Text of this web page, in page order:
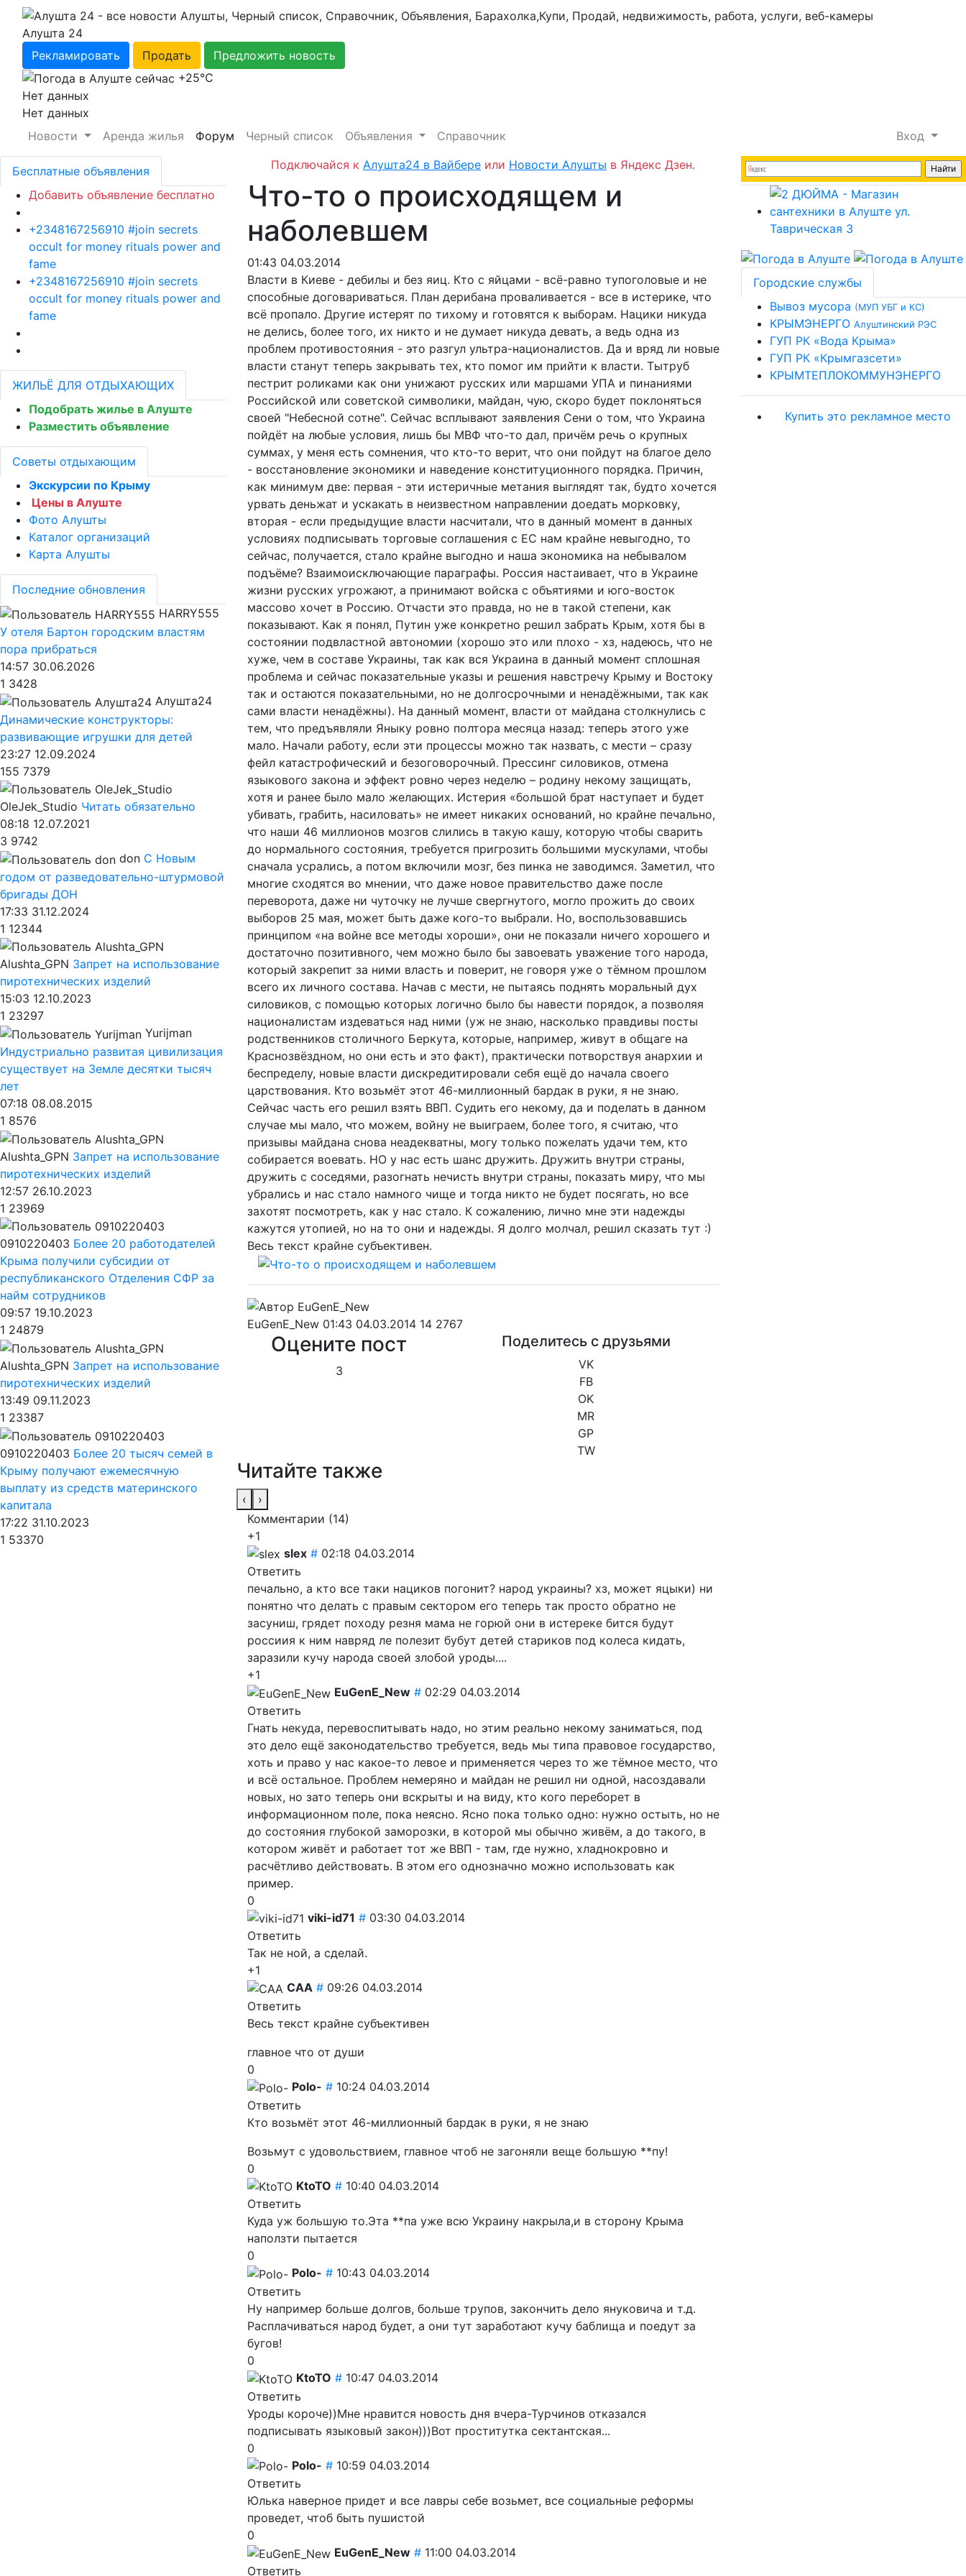
Алушта 24
Рекламировать
Продать
Предложить новость
+25℃
Нет данных
Нет данных
Новости
Аренда жилья Форум Черный список Объявления Справочник
Вход
Подключайся к Алушта24 в Вайбере или Новости Алушты в Яндекс Дзен.
Что-то о происходящем и
наболевшем
01:43 04.03.2014
Власти в Киеве - дебилы и без яиц. Кто с яйцами - всё-равно тупоголовые и не
способные договариваться. План дерибана проваливается - все в истерике, что
всё пропало. Другие истерят по тихому и готовятся к выборам. Нацики никуда
не делись, более того, их никто и не думает никуда девать, а ведь одна из
проблем противостояния - это разгул ультра-националистов. Да и вряд ли новые
власти станут теперь закрывать тех, кто помог им прийти к власти. Тытруб
пестрит роликами как они унижают русских или маршами УПА и пинаниями
Российской или советской символики, майдан, чую, скоро будет поклоняться
своей "Небесной сотне". Сейчас всплывают заявления Сени о том, что Украина
пойдёт на любые условия, лишь бы МВФ что-то дал, причём речь о крупных
суммах, у меня есть сомнения, что кто-то верит, что они пойдут на благое дело
- восстановление экономики и наведение конституционного порядка. Причин,
как минимум две: первая - эти истеричные метания выглядят так, будто хочется
урвать деньжат и ускакать в неизвестном направлении доедать морковку,
вторая - если предыдущие власти насчитали, что в данный момент в данных
условиях подписывать торговые соглашения с ЕС нам крайне невыгодно, то
сейчас, получается, стало крайне выгодно и наша экономика на небывалом
подъёме? Взаимоисключающие параграфы. Россия настаивает, что в Украине
жизни русских угрожают, а принимают войска с объятиями и юго-восток
массово хочет в Россию. Отчасти это правда, но не в такой степени, как
показывают. Как я понял, Путин уже конкретно решил забрать Крым, хотя бы в
состоянии подвластной автономии (хорошо это или плохо - хз, надеюсь, что не
хуже, чем в составе Украины, так как вся Украина в данный момент сплошная
проблема и сейчас показательные указы и решения навстречу Крыму и Востоку
так и остаются показательными, но не долгосрочными и ненадёжными, так как
сами власти ненадёжны). На данный момент, власти от майдана столкнулись с
тем, что предъявляли Яныку ровно полтора месяца назад: теперь этого уже
мало. Начали работу, если эти процессы можно так назвать, с мести – сразу
фейл катастрофический и безоговорочный. Прессинг силовиков, отмена
языкового закона и эффект ровно через неделю – родину некому защищать,
хотя и ранее было мало желающих. Истерия «большой брат наступает и будет
убивать, грабить, насиловать» не имеет никаких оснований, но крайне печально,
что наши 46 миллионов мозгов слились в такую кашу, которую чтобы сварить
до нормального состояния, требуется пригрозить большими мускулами, чтобы
сначала усрались, а потом включили мозг, без пинка не заводимся. Заметил, что
многие сходятся во мнении, что даже новое правительство даже после
переворота, даже ни чуточку не лучше свергнутого, могло прожить до своих
выборов 25 мая, может быть даже кого-то выбрали. Но, воспользовавшись
принципом «на войне все методы хороши», они не показали ничего хорошего и
достаточно позитивного, чем можно было бы завоевать уважение того народа,
который закрепит за ними власть и поверит, не говоря уже о тёмном прошлом
всего их личного состава. Начав с мести, не пытаясь поднять моральный дух
силовиков, с помощью которых логично было бы навести порядок, а позволяя
националистам издеваться над ними (уж не знаю, насколько правдивы посты
родственников столичного Беркута, которые, например, живут в общаге на
Краснозвёздном, но они есть и это факт), практически потворствуя анархии и
беспределу, новые власти дискредитировали себя ещё до начала своего
царствования. Кто возьмёт этот 46-миллионный бардак в руки, я не знаю.
Сейчас часть его решил взять ВВП. Судить его некому, да и поделать в данном
случае мы мало, что можем, войну не выиграем, более того, я считаю, что
призывы майдана снова неадекватны, могу только пожелать удачи тем, кто
собирается воевать. НО у нас есть шанс дружить. Дружить внутри страны,
дружить с соседями, разогнать нечисть внутри страны, показать миру, что мы
убрались и нас стало намного чище и тогда никто не будет посягать, но все
захотят посмотреть, как у нас стало. К сожалению, лично мне эти надежды
кажутся утопией, но на то они и надежды. Я долго молчал, решил сказать тут :)
Весь текст крайне субъективен.
EuGenE_New 01:43 04.03.2014 14 2767
Оцените пост
3
Поделитесь с друзьями
VK
FB
OK
MR
GP
TW
Читайте также
‹
›
Комментарии (14)
+1
slex # 02:18 04.03.2014
Ответить
печально, а кто все таки нациков погонит? народ украины? хз, может яцыки) ни
понятно что делать с правым сектором его теперь так просто обратно не
засуниш, грядет походу резня мама не горюй они в истереке бится будут
россиия к ним навряд ле полезит бубут детей стариков под колеса кидать,
заразили кучу народа своей злобой уроды....
+1
EuGenE_New # 02:29 04.03.2014
Ответить
Гнать некуда, перевоспитывать надо, но этим реально некому заниматься, под
это дело ещё законодательство требуется, ведь мы типа правовое государство,
хоть и право у нас какое-то левое и применяется через то же тёмное место, что
и всё остальное. Проблем немеряно и майдан не решил ни одной, насоздавали
новых, но зато теперь они вскрыты и на виду, кто кого переборет в
информационном поле, пока неясно. Ясно пока только одно: нужно остыть, но не
до состояния глубокой заморозки, в которой мы обычно живём, а до такого, в
котором живёт и работает тот же ВВП - там, где нужно, хладнокровно и
расчётливо действовать. В этом его однозначно можно использовать как
пример.
0
viki-id71 # 03:30 04.03.2014
Ответить
Так не ной, а сделай.
+1
CAA # 09:26 04.03.2014
Ответить
Весь текст крайне субъективен
главное что от души
0
Polo- # 10:24 04.03.2014
Ответить
Кто возьмёт этот 46-миллионный бардак в руки, я не знаю
Возьмут с удовольствием, главное чтоб не загоняли веще большую **пу!
0
KtoTO # 10:40 04.03.2014
Ответить
Куда уж большую то.Эта **па уже всю Украину накрыла,и в сторону Крыма
наползти пытается
0
Polo- # 10:43 04.03.2014
Ответить
Ну например больше долгов, больше трупов, закончить дело януковича и т.д.
Расплачиваться народ будет, а они тут заработают кучу баблища и поедут за
бугов!
0
KtoTO # 10:47 04.03.2014
Ответить
Уроды короче))Мне нравится новость дня вчера-Турчинов отказался
подписывать языковый закон)))Вот проститутка сектантская...
0
Polo- # 10:59 04.03.2014
Ответить
Юлька наверное придет и все лавры себе возьмет, все социальные реформы
проведет, чтоб быть пушистой
0
EuGenE_New # 11:00 04.03.2014
Ответить
Бесплатные объявления
Добавить объявление бесплатно
+2348167256910 #join secrets
occult for money rituals power and
fame
+2348167256910 #join secrets
occult for money rituals power and
fame
ЖИЛЬЁ ДЛЯ ОТДЫХАЮЩИХ
Подобрать жилье в Алуште
Разместить объявление
Советы отдыхающим
Экскурсии по Крыму
Цены в Алуште
Фото Алушты
Каталог организаций
Карта Алушты
Последние обновления
HARRY555
У отеля Бартон городским властям
пора прибраться
14:57 30.06.2026
1 3428
Алушта24
Динамические конструкторы:
развивающие игрушки для детей
23:27 12.09.2024
155 7379
OleJek_Studio Читать обязательно
08:18 12.07.2021
3 9742
don С Новым
годом от разведовательно-штурмовой
бригады ДОН
17:33 31.12.2024
1 12344
Alushta_GPN Запрет на использование
пиротехнических изделий
15:03 12.10.2023
1 23297
Yurijman
Индустриально развитая цивилизация
существует на Земле десятки тысяч
лет
07:18 08.08.2015
1 8576
Alushta_GPN Запрет на использование
пиротехнических изделий
12:57 26.10.2023
1 23969
0910220403 Более 20 работодателей
Крыма получили субсидии от
республиканского Отделения СФР за
найм сотрудников
09:57 19.10.2023
1 24879
Alushta_GPN Запрет на использование
пиротехнических изделий
13:49 09.11.2023
1 23387
0910220403 Более 20 тысяч семей в
Крыму получают ежемесячную
выплату из средств материнского
капитала
17:22 31.10.2023
1 53370
Городские службы
Вывоз мусора (МУП УБГ и КС)
КРЫМЭНЕРГО Алуштинский РЭС
ГУП РК «Вода Крыма»
ГУП РК «Крымгазсети»
КРЫМТЕПЛОКОММУНЭНЕРГО
Купить это рекламное место